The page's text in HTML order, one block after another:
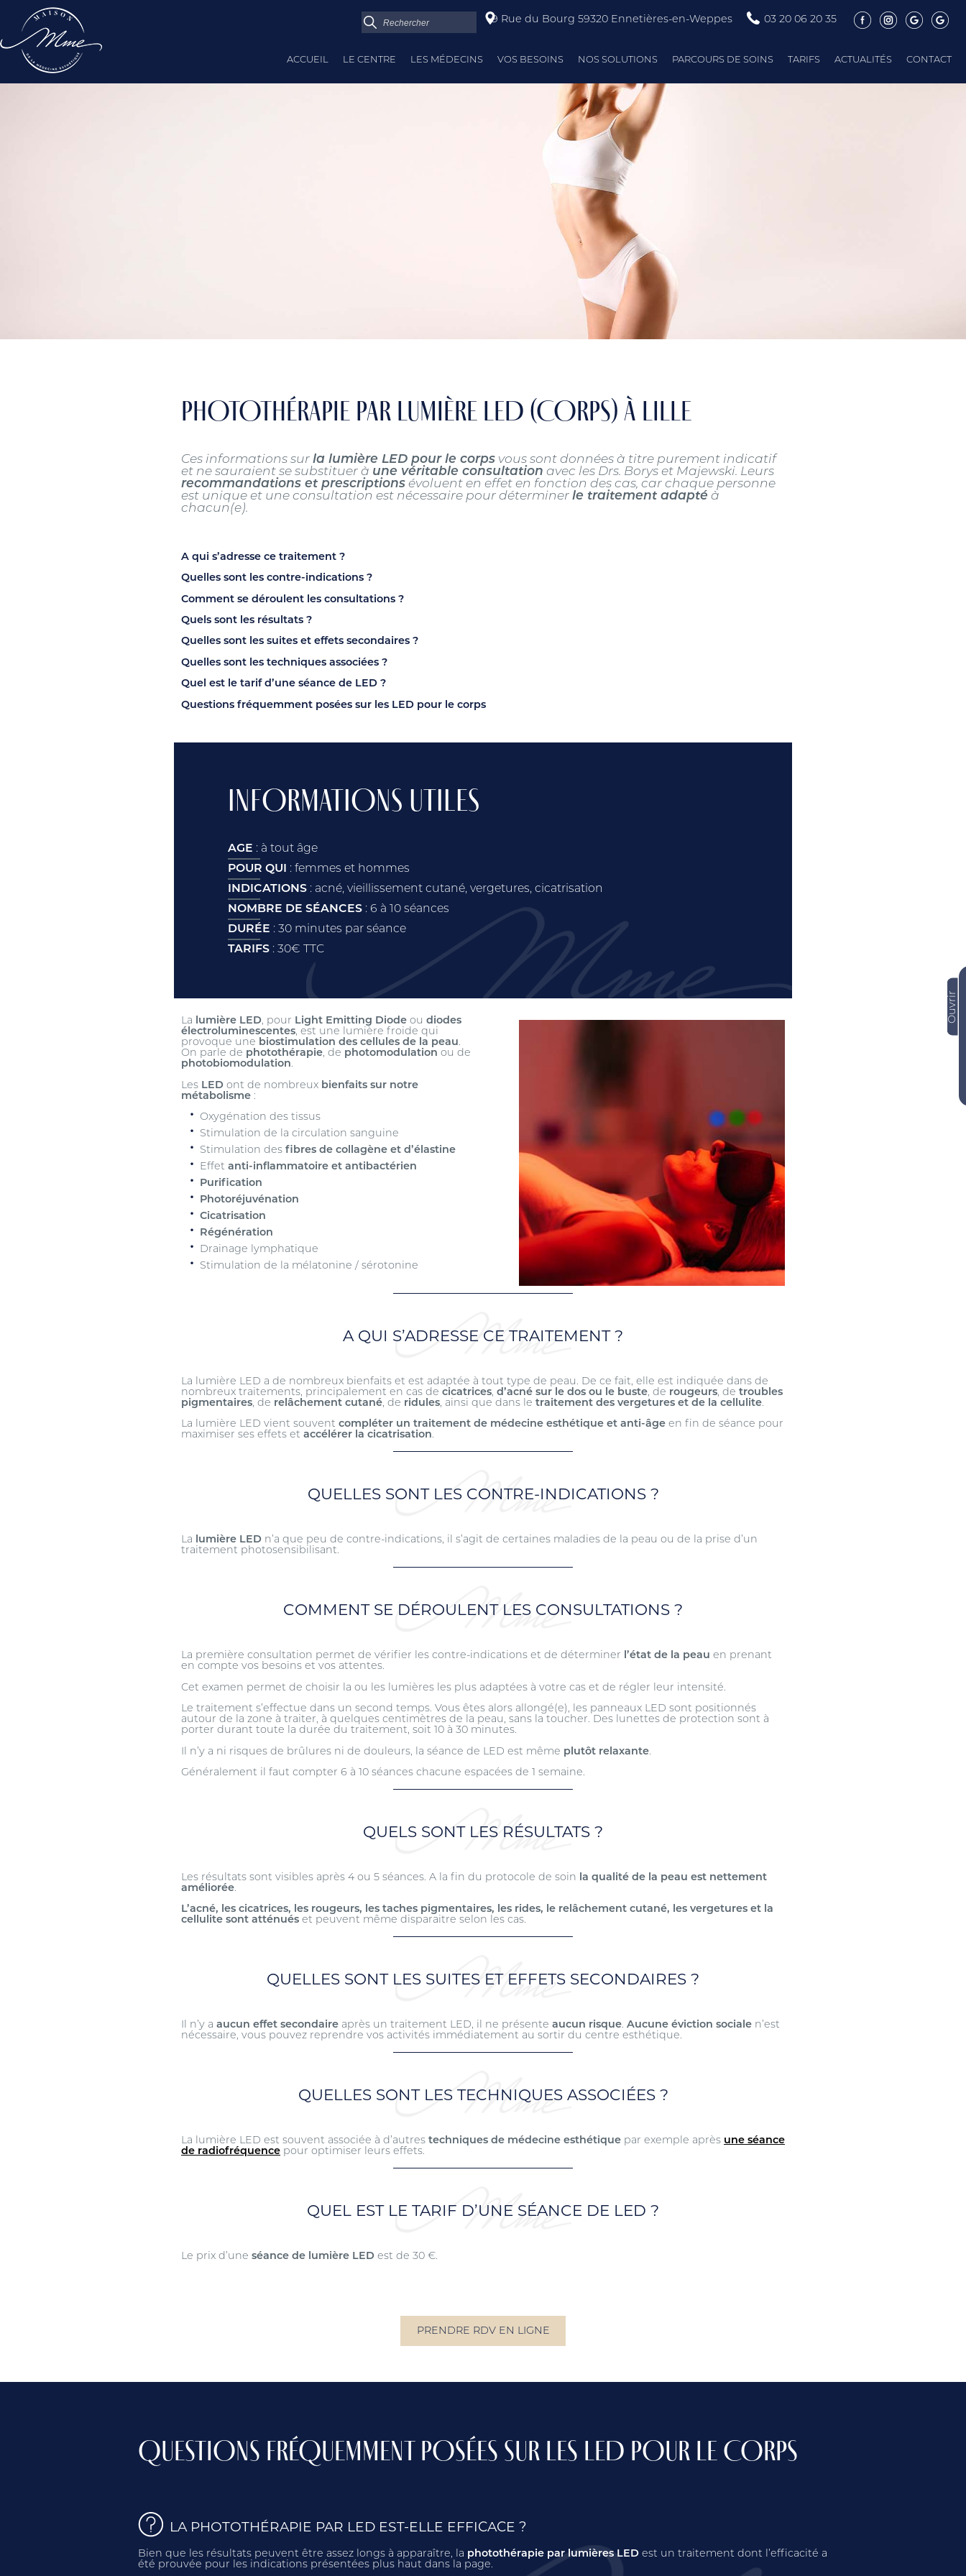
9 Rue du Bourg 59320 Ennetières-en-Weppes 03 20 06 20 35
ACCUEIL LE CENTRE LES MÉDECINS VOS BESOINS NOS SOLUTIONS PARCOURS DE SOINS TARIFS ACTUALITÉS CONTACT
PHOTOTHÉRAPIE PAR LUMIÈRE LED (CORPS) À LILLE
Ces informations sur la lumière LED pour le corps vous sont données à titre purement indicatif
et ne sauraient se substituer à une véritable consultation avec les Drs. Borys et Majewski. Leurs
recommandations et prescriptions évoluent en effet en fonction des cas, car chaque personne
est unique et une consultation est nécessaire pour déterminer le traitement adapté à
chacun(e).
A qui s’adresse ce traitement ?
Quelles sont les contre-indications ?
Comment se déroulent les consultations ?
Quels sont les résultats ?
Quelles sont les suites et effets secondaires ?
Quelles sont les techniques associées ?
Quel est le tarif d’une séance de LED ?
Questions fréquemment posées sur les LED pour le corps
INFORMATIONS UTILES
AGE : à tout âge
POUR QUI
: femmes et hommes
INDICATIONS : acné, vieillissement cutané, vergetures, cicatrisation
NOMBRE DE SÉANCES: 6 à 10 séances
DURÉE : 30 minutes par séance
TARIFS : 30€ TTC
La lumière LED, pour Light Emitting Diode ou diodes
électroluminescentes, est une lumière froide qui
provoque une biostimulation des cellules de la peau.
On parle de photothérapie, de photomodulation ou de
photobiomodulation.
Les LED ont de nombreux bienfaits sur notre
métabolisme :
Oxygénation des tissus
Stimulation de la circulation sanguine
Stimulation desfibres de collagène et d’élastine
Effetanti-inflammatoire et antibactérien
Purification
Photoréjuvénation
Cicatrisation
Régénération
Drainage lymphatique
Stimulation de la mélatonine / sérotonine
A QUI S’ADRESSE CE TRAITEMENT ?
La lumière LED a de nombreux bienfaits et est adaptée à tout type de peau. De ce fait, elle est indiquée dans de
nombreux traitements, principalement en cas de cicatrices, d’acné sur le dos ou le buste, de rougeurs, de troubles
pigmentaires, de relâchement cutané, de ridules, ainsi que dans le traitement des vergetures et de la cellulite.
La lumière LED vient souvent compléter un traitement de médecine esthétique et anti-âge en fin de séance pour
maximiser ses effets et accélérer la cicatrisation.
QUELLES SONT LES CONTRE-INDICATIONS ?
La lumière LED n’a que peu de contre-indications, il s’agit de certaines maladies de la peau ou de la prise d’un
traitement photosensibilisant.
COMMENT SE DÉROULENT LES CONSULTATIONS ?
La première consultation permet de vérifier les contre-indications et de déterminer l’état de la peau en prenant
en compte vos besoins et vos attentes.
Cet examen permet de choisir la ou les lumières les plus adaptées à votre cas et de régler leur intensité.
Le traitement s’effectue dans un second temps. Vous êtes alors allongé(e), les panneaux LED sont positionnés
autour de la zone à traiter, à quelques centimètres de la peau, sans la toucher. Des lunettes de protection sont à
porter durant toute la durée du traitement, soit 10 à 30 minutes.
Il n’y a ni risques de brûlures ni de douleurs, la séance de LED est même plutôt relaxante.
Généralement il faut compter 6 à 10 séances chacune espacées de 1 semaine.
QUELS SONT LES RÉSULTATS ?
Les résultats sont visibles après 4 ou 5 séances. A la fin du protocole de soin la qualité de la peau est nettement
améliorée.
L’acné, les cicatrices, les rougeurs, les taches pigmentaires, les rides, le relâchement cutané, les vergetures et la
cellulite sont atténués et peuvent même disparaitre selon les cas.
QUELLES SONT LES SUITES ET EFFETS SECONDAIRES ?
Il n’y a aucun effet secondaire après un traitement LED, il ne présente aucun risque. Aucune éviction sociale n’est
nécessaire, vous pouvez reprendre vos activités immédiatement au sortir du centre esthétique.
QUELLES SONT LES TECHNIQUES ASSOCIÉES ?
La lumière LED est souvent associée à d’autres techniques de médecine esthétique par exemple après une séance
de radiofréquence pour optimiser leurs effets.
QUEL EST LE TARIF D’UNE SÉANCE DE LED ?
Le prix d’une séance de lumière LED est de 30 €.
PRENDRE RDV EN LIGNE
QUESTIONS FRÉQUEMMENT POSÉES SUR LES LED POUR LE CORPS
LA PHOTOTHÉRAPIE PAR LED EST-ELLE EFFICACE ?
Bien que les résultats peuvent être assez longs à apparaître, la photothérapie par lumières LED est un traitement dont l’efficacité a
été prouvée pour les indications présentées plus haut dans la page.
Ouvrir